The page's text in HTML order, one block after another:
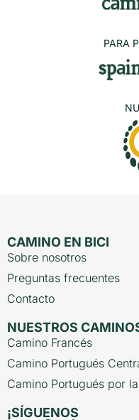
PARA
CAMINO EN BICI
Sobre nosotros
Preguntas frecuentes
Contacto
NUESTROS
Camino Francés
Camino Portugués
Camino Portugués por
¡SÍGUENOS